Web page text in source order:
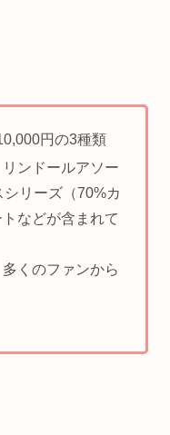
円の3種類
ンドールアソー
シリーズ（70%カ
などが含まれて
くのファンから